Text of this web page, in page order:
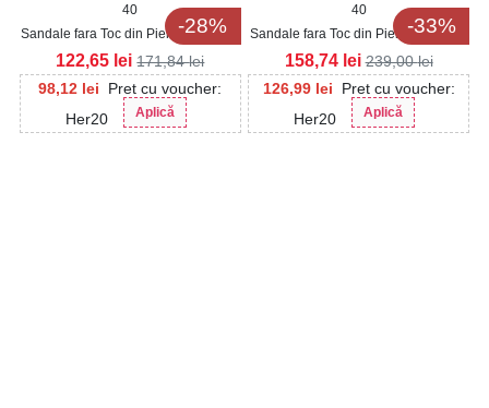
-28%
40
Sandale fara Toc din Piele Ecologica
Intoarsa dama Bej Zaina
98,12 lei
Pret cu voucher:
Her20
Aplică
122,65 lei 171,84lei
-33%
40
Sandale fara Toc din Piele Ecologica
Intoarsa dama Bej Yanko
126,99 lei
Pret cu voucher:
Her20
Aplică
158,74 lei 239,00lei